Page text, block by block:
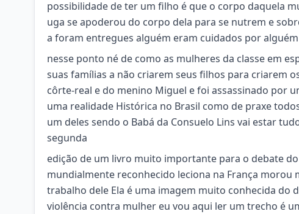
possibilidade de ter um filho é que o corpo daquela
uga se apoderou do corpo dela para se nutrem e
a foram entregues alguém eram cuidados por
nesse ponto né de como as mulheres da classe em
suas famílias a não criarem seus filhos para criarem
côrte-real e do menino Miguel e foi assassinado por
uma realidade Histórica no Brasil como de praxe
um deles sendo o Babá da Consuelo Lins vai estar
segunda
edição de um livro muito importante para o debate
mundialmente reconhecido leciona na França
trabalho dele Ela é uma imagem muito conhecida
violência contra mulher eu vou aqui ler um trecho é